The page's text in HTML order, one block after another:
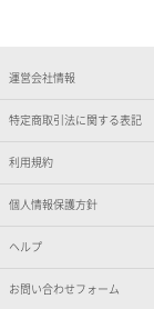
運営会社情報
特定商取引法に関する表記
利用規約
個人情報保護方針
ヘルプ
お問い合わせフォーム